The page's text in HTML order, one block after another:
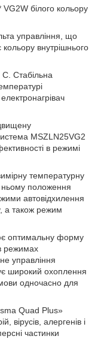
білого кольору
управління, що
кольору внутрішнього
С. Стабільна
MSZLN25VG2
в режимі
температурну
ньому положення
автовідхилення
а також режим
оптимальну форму
режимах
управління
широкий охоплення
одночасно для
Quad Plus»
вірусів, алергенів і
частинки